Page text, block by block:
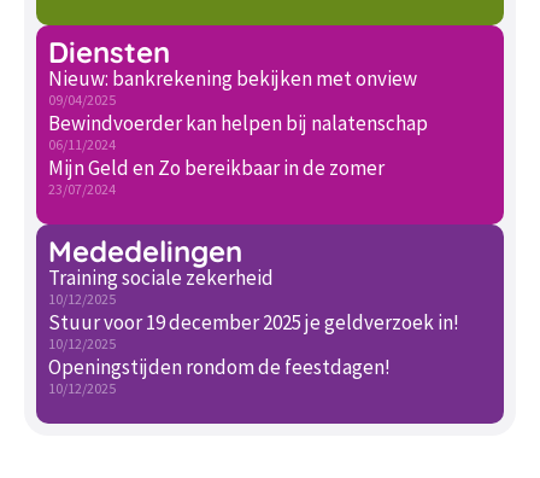
Diensten
Nieuw: bankrekening bekijken met onview
09/04/2025
Bewindvoerder kan helpen bij nalatenschap
06/11/2024
Mijn Geld en Zo bereikbaar in de zomer
23/07/2024
Mededelingen
Training sociale zekerheid
10/12/2025
Stuur voor 19 december 2025 je geldverzoek in!
10/12/2025
Openingstijden rondom de feestdagen!
10/12/2025